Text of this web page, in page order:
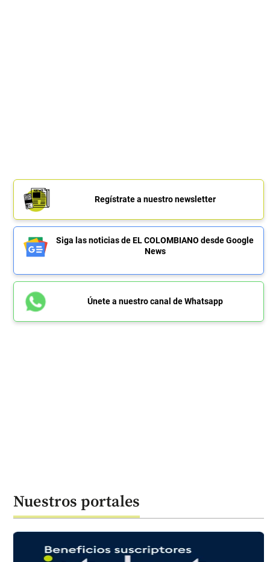
Regístrate a nuestro newsletter
Siga las noticias de EL COLOMBIANO desde Google
News
Únete a nuestro canal de Whatsapp
Nuestros portales